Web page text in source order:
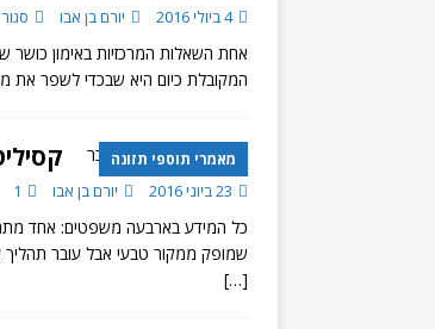
4 ביולי 2016 יורם בן אבו
אחת השאלות המרכזיות באימון
המקובלת כיום היא שבכדי לשפר את מסת
מאמרי תוספי תזונה
23 ביוני 2016 יורם בן אבו 1
כל המידע בארבעה משפטים: אחד
שמופק ממקור טבעי אבל עובר תהליך עיבוד לא טבעי. הוא מכיל 40%
[…]